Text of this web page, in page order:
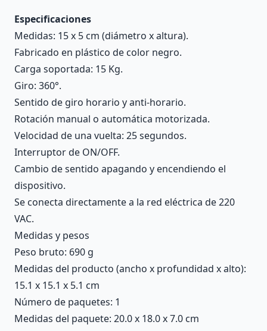
Especificaciones
Medidas: 15 x 5 cm (diámetro x altura).
Fabricado en plástico de color negro.
Carga soportada: 15 Kg.
Giro: 360°.
Sentido de giro horario y anti-horario.
Rotación manual o automática motorizada.
Velocidad de una vuelta: 25 segundos.
Interruptor de ON/OFF.
Cambio de sentido apagando y encendiendo el
dispositivo.
Se conecta directamente a la red eléctrica de 220
VAC.
Medidas y pesos
Peso bruto: 690 g
Medidas del producto (ancho x profundidad x alto):
15.1 x 15.1 x 5.1 cm
Número de paquetes: 1
Medidas del paquete: 20.0 x 18.0 x 7.0 cm